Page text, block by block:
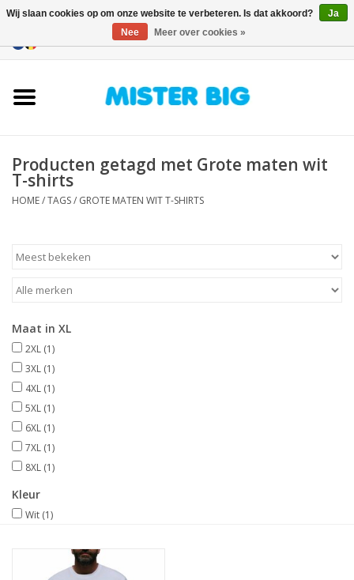
Onze Winkel
BLOGS
Merken
Producten getagd met Grote maten wit
T-shirts
HOME/TAGS/ GROTE MATEN WIT T-SHIRTS
Maat in XL
2XL (1)
3XL (1)
4XL (1)
5XL (1)
6XL (1)
7XL (1)
8XL (1)
Kleur
Wit (1)
Wij slaan cookies op om onze website te verbeteren. Is dat akkoord?
Ja
Nee
Meer over cookies »